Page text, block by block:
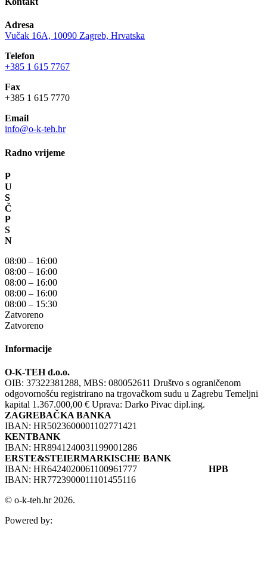
Adresa
Vučak 16A, 10090 Zagreb, Hrvatska
Telefon
+385 1 615 7767
Fax
+385 1 615 7770
Email
info@o-k-teh.hr
Radno vrijeme
P
U
S
Č
P
S
N
08:00 – 16:00
08:00 – 16:00
08:00 – 16:00
08:00 – 16:00
08:00 – 15:30
Zatvoreno
Zatvoreno
Informacije
O-K-TEH d.o.o.
OIB: 37322381288, MBS: 080052611 Društvo s ograničenom
odgovornošću registrirano na trgovačkom sudu u Zagrebu Temeljni
kapital 1.367.000,00 € Uprava: Darko Pivac dipl.ing.
ZAGREBAČKA BANKA
IBAN: HR5023600001102771421
KENTBANK
IBAN: HR8941240031199001286
ERSTE&STEIERMARKISCHE BANK
IBAN: HR6424020061100961777 HPB
IBAN: HR7723900011101455116
© o-k-teh.hr 2026.
Powered by: